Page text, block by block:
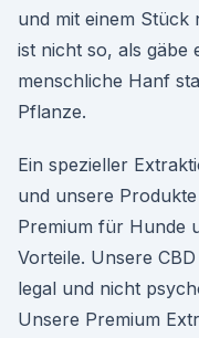
und mit einem Stück
ist nicht so, als gäbe
menschliche Hanf
Pflanze.
Ein spezieller
und unsere
Premium für Hunde
Vorteile. Unsere
legal und nicht
Unsere Premium